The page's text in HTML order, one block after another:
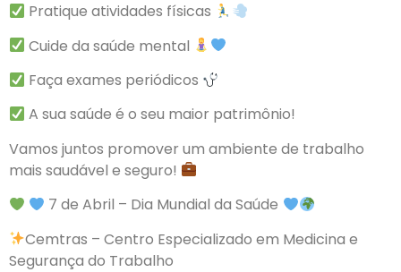
Pratique atividades físicas
Cuide da saúde mental
Faça exames periódicos
A sua saúde é o seu maior patrimônio!
Vamos juntos promover um ambiente de trabalho
mais saudável e seguro!
7 de Abril – Dia Mundial da Saúde
Cemtras – Centro Especializado em Medicina e
Segurança do Trabalho